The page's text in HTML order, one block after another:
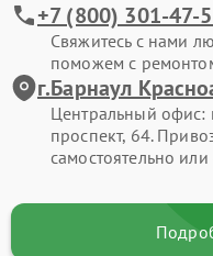
+7 (800) 301-47-
Свяжитесь с нами
поможем с
г.Барнаул
Центральный офис:
проспект, 64.
самостоятельно